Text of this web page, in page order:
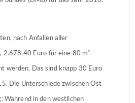
nach Anfallen aller
2.678,40 Euro für eine 80 m²
werden. Das sind knapp 30 Euro
Die Unterschiede zwischen Ost
Während in den westlichen